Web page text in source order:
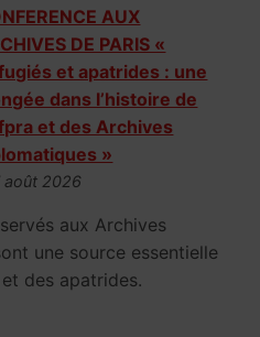
AUX
DE PARIS «
et apatrides : une
dans l’histoire de
et des Archives
»
août 2026
aux Archives
une source essentielle
des apatrides.